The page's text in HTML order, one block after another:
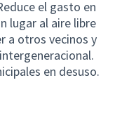
el gasto en
lugar al aire libre
a otros vecinos y
en desuso.